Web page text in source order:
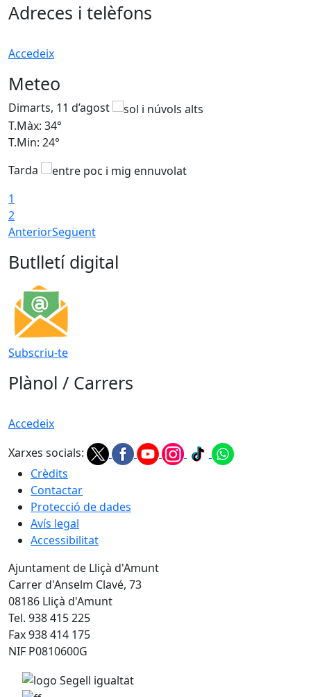
Adreces i telèfons
Accedeix
Meteo
Dimarts, 11 d’agost
T.Màx: 34°
T.Min: 24°
Tarda
1
2
AnteriorSegüent
Butlletí digital
Subscriu-te
Plànol / Carrers
Accedeix
Xarxes socials:
Crèdits
Contactar
Protecció de dades
Avís legal
Accessibilitat
Ajuntament de Lliçà d'Amunt
Carrer d'Anselm Clavé, 73
08186 Lliçà d'Amunt
Tel. 938 415 225
Fax 938 414 175
NIF P0810600G